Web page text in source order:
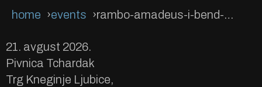
home events rambo-amadeus-i-bend-u-valjevu
21. avgust 2026.
Pivnica Tchardak
Trg Kneginje Ljubice,